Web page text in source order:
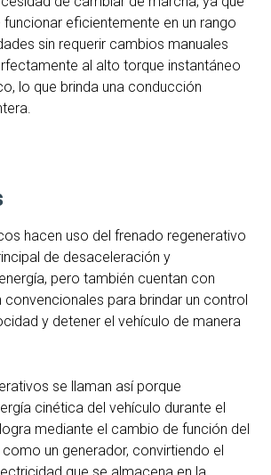
funcionar eficientemente en un rango
sin requerir cambios manuales
al alto torque instantáneo
lo que brinda una conducción
hacen uso del frenado regenerativo
de desaceleración y
pero también cuentan con
para brindar un control
y detener el vehículo de manera
se llaman así porque
cinética del vehículo durante el
mediante el cambio de función del
un generador, convirtiendo el